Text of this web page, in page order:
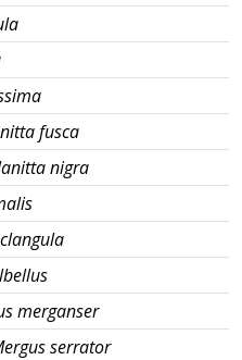
fusca
nigra
merganser
serrator